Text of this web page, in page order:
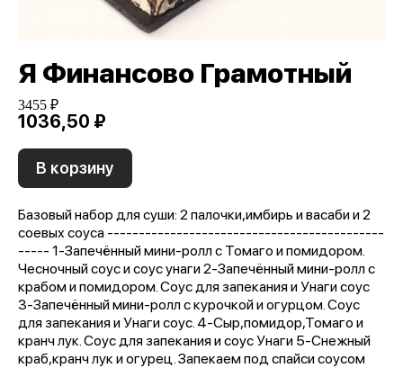
Я Финансово Грамотный
3455 ₽
1036,50 ₽
В корзину
Базовый набор для суши: 2 палочки,имбирь и васаби и 2
соевых соуса --------------------------------------------
----- 1-Запечённый мини-ролл с Томаго и помидором.
Чесночный соус и соус унаги 2-Запечённый мини-ролл с
крабом и помидором. Соус для запекания и Унаги соус
3-Запечённый мини-ролл с курочкой и огурцом. Соус
для запекания и Унаги соус. 4-Сыр,помидор,Томаго и
кранч лук. Соус для запекания и соус Унаги 5-Снежный
краб,кранч лук и огурец. Запекаем под спайси соусом